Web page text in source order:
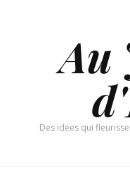
Au
Des idées qui